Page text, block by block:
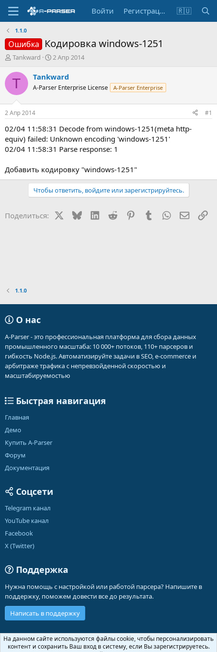
Войти Регистрация 🇷🇺
1.1.0
Ошибка Кодировка windows-1251
А
т
т
м
ы
Tankward
Д
т
н
а
л
а
2 Апр 2014
T Tankward
A-Parser Enterprise License A-Parser Enterprise
2 Апр 2014 #1
02/04 11:58:31 Decode from windows-1251(meta http-
equiv) failed: Unknown encoding 'windows-1251'
02/04 11:58:31 Parse response: 1
Добавить кодировку "windows-1251"
Чтобы ответить, войдите или зарегистрируйтесь.
Поделиться: BlueskyLinkedIn
Reddit PinterestTumblr WhatsApp
1.1.0
О нас
A-Parser - это профессиональная платформа для сбора данных
промышленного масштаба: 10 000+ потоков, 110+ парсеров и
гибкость Node.js. Автоматизируйте задачи в SEO, e-commerce и
арбитраже трафика с непревзойденной скоростью и
масштабируемостью
Быстрая навигация
Главная
Демо
Купить A-Parser
Форум
Документация
Соцсети
Telegram канал
YouTube канал
Facebook
X (Twitter)
Поддержка
Нужна помощь с настройкой или работой парсера? Напишите в
поддержку, поможем довести все до результата.
Написать в поддержку
Russian (RU)
На данном сайте используются файлы cookie, чтобы персонализировать
контент и сохранить Ваш вход в систему, если Вы зарегистрируетесь.